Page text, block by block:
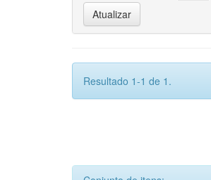
Resultado 1-1 de 1.